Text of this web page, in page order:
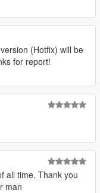
(Hotfix) will be
for report!
all time. Thank you
man